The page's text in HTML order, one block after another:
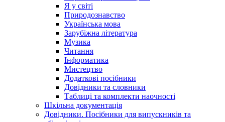
Я у світі
Природознавство
Українська мова
Зарубіжна література
Музика
Читання
Інформатика
Мистецтво
Додаткові посібники
Довідники та словники
Таблиці та комплекти наочності
Шкільна документація
Довідники. Посібники для випускників та